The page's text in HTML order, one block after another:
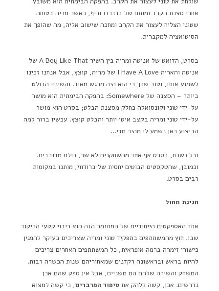
אחרי סצנת הקרב ומותם של ברנרדו וריף, כאשר מריה בטוחה
שטוני הצליח לעצור את הקרב ומחכה שישוב אליה, מה שהופך את
הסיטואציה למקברית.
בסרט, הדואט של אניטה ומריה בין השיר A Boy Like That של
אניטה והאריה I Have A Love של מריה, קוצץ, אבל אנחנו זכינו
לשמוע אותו, וטוב שכך כי הוא היה מרגש מאוד. והשינוי הבולט
ביותר – הסצנה של Somewhere: בהפקה הבימתית הוא מושר
על-ידי טוני וקונסואלה כחלק מסצנת הבלט; בסרט הוא מושר
על-ידי טוני ומריה בקצב איטי יותר והבלט קוצץ. עכשיו ברור למה
הביצוע כאן נשמע לי מהיר מדי…
ובל נשכח, בסרט אף אחד מהשחקנים לא שר, כולם מדובבים.
וכמובן, שהטקסטים הבוטים יחסית של ברודווי, מותנו במקומות
רבים בסרט.
חגיגת מחול
אחד האספקטים הייחודיים של המחזמר הזה הוא ריבוי קטעי הריקוד
שבו. חוץ מהמשתתפים בתפקיד טוני ומריה שצריכים בעיקר להפגין
כישורי זימרה ברמה אופראית, כל המשתתפים האחרים צריכים
להיות בראש ובראשונה רקדנים שמאחוריהם שנות הכשרה רבות.
המשחק והשירה שלהם הם משניים, אבל אין ספק שהם אכן
נדרשים. אכן, קשה ללהק את סיפור הפרברים, כי קשה למצוא